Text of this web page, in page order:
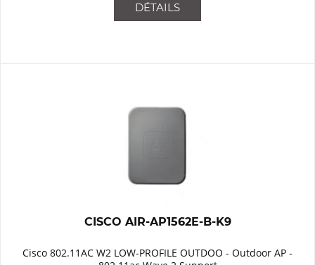
DÉTAILS
CISCO AIR-AP1562E-B-K9
Cisco 802.11AC W2 LOW-PROFILE OUTDOO - Outdoor AP -